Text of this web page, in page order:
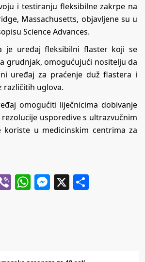
i testiranju fleksibilne zakrpe na
Massachusetts, objavljene su u
Science Advances.
je uređaj fleksibilni flaster koji se
grudnjak, omogućujući nositelju da
uređaj za praćenje duž flastera i
različitih uglova.
omogućiti liječnicima dobivanje
usporedive s ultrazvučnim
koriste u medicinskim centrima za
ViberWhatsApp
Messenger
X